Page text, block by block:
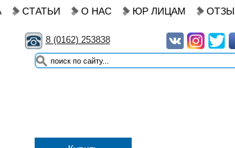
СТАТЬИ О НАС ЮР ЛИЦАМ
8 (0162) 253838